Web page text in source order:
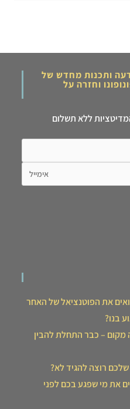
ותכנות מחדש של
וחזרה על
ללא תשלום
את הפוטנציאל של האחר
בנו?
מקום – כבר התחלת להבין
רוצה להגיד לא?
את מי שפגע בכם לפני